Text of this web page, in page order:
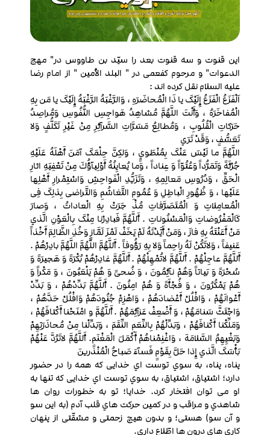
این قنوت و سه قنوت بعد را سیّد بن طاووس در" مهج
الدعوات" و مرحوم کفعمی در " البلد الأمین " از امام رضا
علیه السلام نقل کرده اند :
اَلْفَزَعُ الْفَزَعُ إِلَیْکَ یا ذَا الْمُحاضَرَهِ ، وَالرَّغْبَهُ الرَّغْبَهُ إِلَیْکَ یا مَن بِهِ
الْمُفاخَرَهُ ، وَأَنْتَ اللَّهُمَّ مُشاهِدُ هَواجِسِ النُّفُوسِ وَمُراصِدُ
حَرَکاتِ الْقُلُوبِ ، وَمُطالِعُ مَسَرَّاتِ السَّرآئِرِ مِنْ غَیْرِ تَکَلُّفٍ وَلا
تَعَسُّفٍ ، وَقَدْ تَرَي
اللَّهُمَّ ما لَیْسَ عَنْکَ بِمُنْطَويٍ ، وَلکِنَّ حِلْمَکَ آمَنَ أَهْلَهُ عَلَیْهِ
جُرْئَهً وَتَمَرُّداً وَعُتُوّاً وَ عِناداً ، وَما یُعایِنُهُ أَوْلِیآؤُكَ مِنْ تَعْفِیَهِ اثارِ
الْحَقِّ ، وَدُرُوسِ مَعالِمِهِ ، وَتَزَیُّدِ الْفَواحِشِ وَاسْتِمْرارِ أَهْلِها
عَلَیْها ، وَ ظُهُورِ الْباطِلِ وَ عُمُومِ التَّغاشُمِ وَالتَّراضی بِذلِکَ فِی
الْمُعامِلاتِ وَ الْمُتَصَرَّفاتِ مُذْ جَرَتْ بِهِ الْعاداتُ ، وَصارَ
کَالْمَفْرُوضاتِ وَالْمَسْنُوناتِ . أَللَّهُمَّ فَبادِرْنا مِنْکَ بِالْعَوْنِ الَّذي
مَنْ أَعَنْتَهُ بِهِ فازَ ، وَمَنْ أَیَّدْتَهُ لَمْ یَخَفْ لَمْزَ لَمَّازٍ وَخُذِ الظَّالِمَ أَخْذاً
عَنیفاً ، وَلاتَکُنْ لَهُ راحِماً وَلا بِهِ رَؤُوفاً . أَللَّهُمَّ اللَّهُمَّ اللَّهُمَّ بادِرْهُمْ .
أَللَّهُمَّ عاجِلْهُمْ . أَللَّهُمَّ لاتُمْهِلْهُمْ . أَللَّهُمَّ غادِرْهُمْ بُکْرَهً وَ هَجیرَهً وَ
سُحْرَهً وَ بَیاتاً وَهُمْ نآئِمُونَ ، وَ ضُحیً وَ هُمْ یَلْعَبُونَ ، وَ مَکْراً وَ
هُمْ یَمْکُرُونَ ، وَ فُجْأَهً وَ هُمْ امِنُونَ . أَللَّهُمَّ بَدِّدْهُمْ ، وَ بَدِّدْ
أَعْوانَهُمْ ، وَافْلُلْ أَعْضادَهُمْ ، وَاهْزِمْ جُنُودَهُمْ وَافْلُلْ حَدَّهُمْ ،
وَاجْتَثَّ سَنامَهُمْ ، وَ أَضْعِفْ عَزآئِمَهُمْ . أَللَّهُمَّ و امْنَحْنا أَکْتافَهُمْ ،
وَمَلِّکْنا أَکْنافَهُمْ ، وَبَدِّلْهُمْ بِالنِّعَمِ النِّقَمَ ، وَبَدِّلْنا مِنْ مُحاذَرَتِهِمْ
وَبَغْیِهِمُ السَّلامَهَ ، وَاغْنِمْناهُمْ أَکْمَلَ الْمَغْنَمِ. أَللَّهُمَّ لاتَرُدَّ عَنْهُمْ
بَأْسَکَ الَّذي إِذا حَلَّ بِقَوْمٍ فَسآءَ صَباحُ الْمُنْذَرینَ
پناه، پناه، به سوي توست اي خدایی که همه را در حضور
دارد؛ اشتیاق، اشتیاق، به سوي توست اي خدایی که تنها به
او می ‏توان افتخار کرد. خدایا؛ تو به خطورات روان‏ ها
شاهدي و مراقب و در کمین حرکت‏ هاي قلب آدم (به این سو
و آن سو) هستی؛ و بدون هیچ زحمتی و مشقّتی از پنهان
کاري‏ هاي درون ‏ها اطّلاع داري.